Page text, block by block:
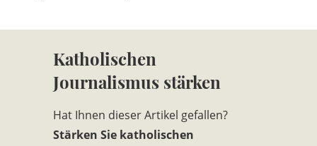
Katholischen
Journalismus stärken
Hat Ihnen dieser Artikel gefallen?
Stärken Sie katholischen